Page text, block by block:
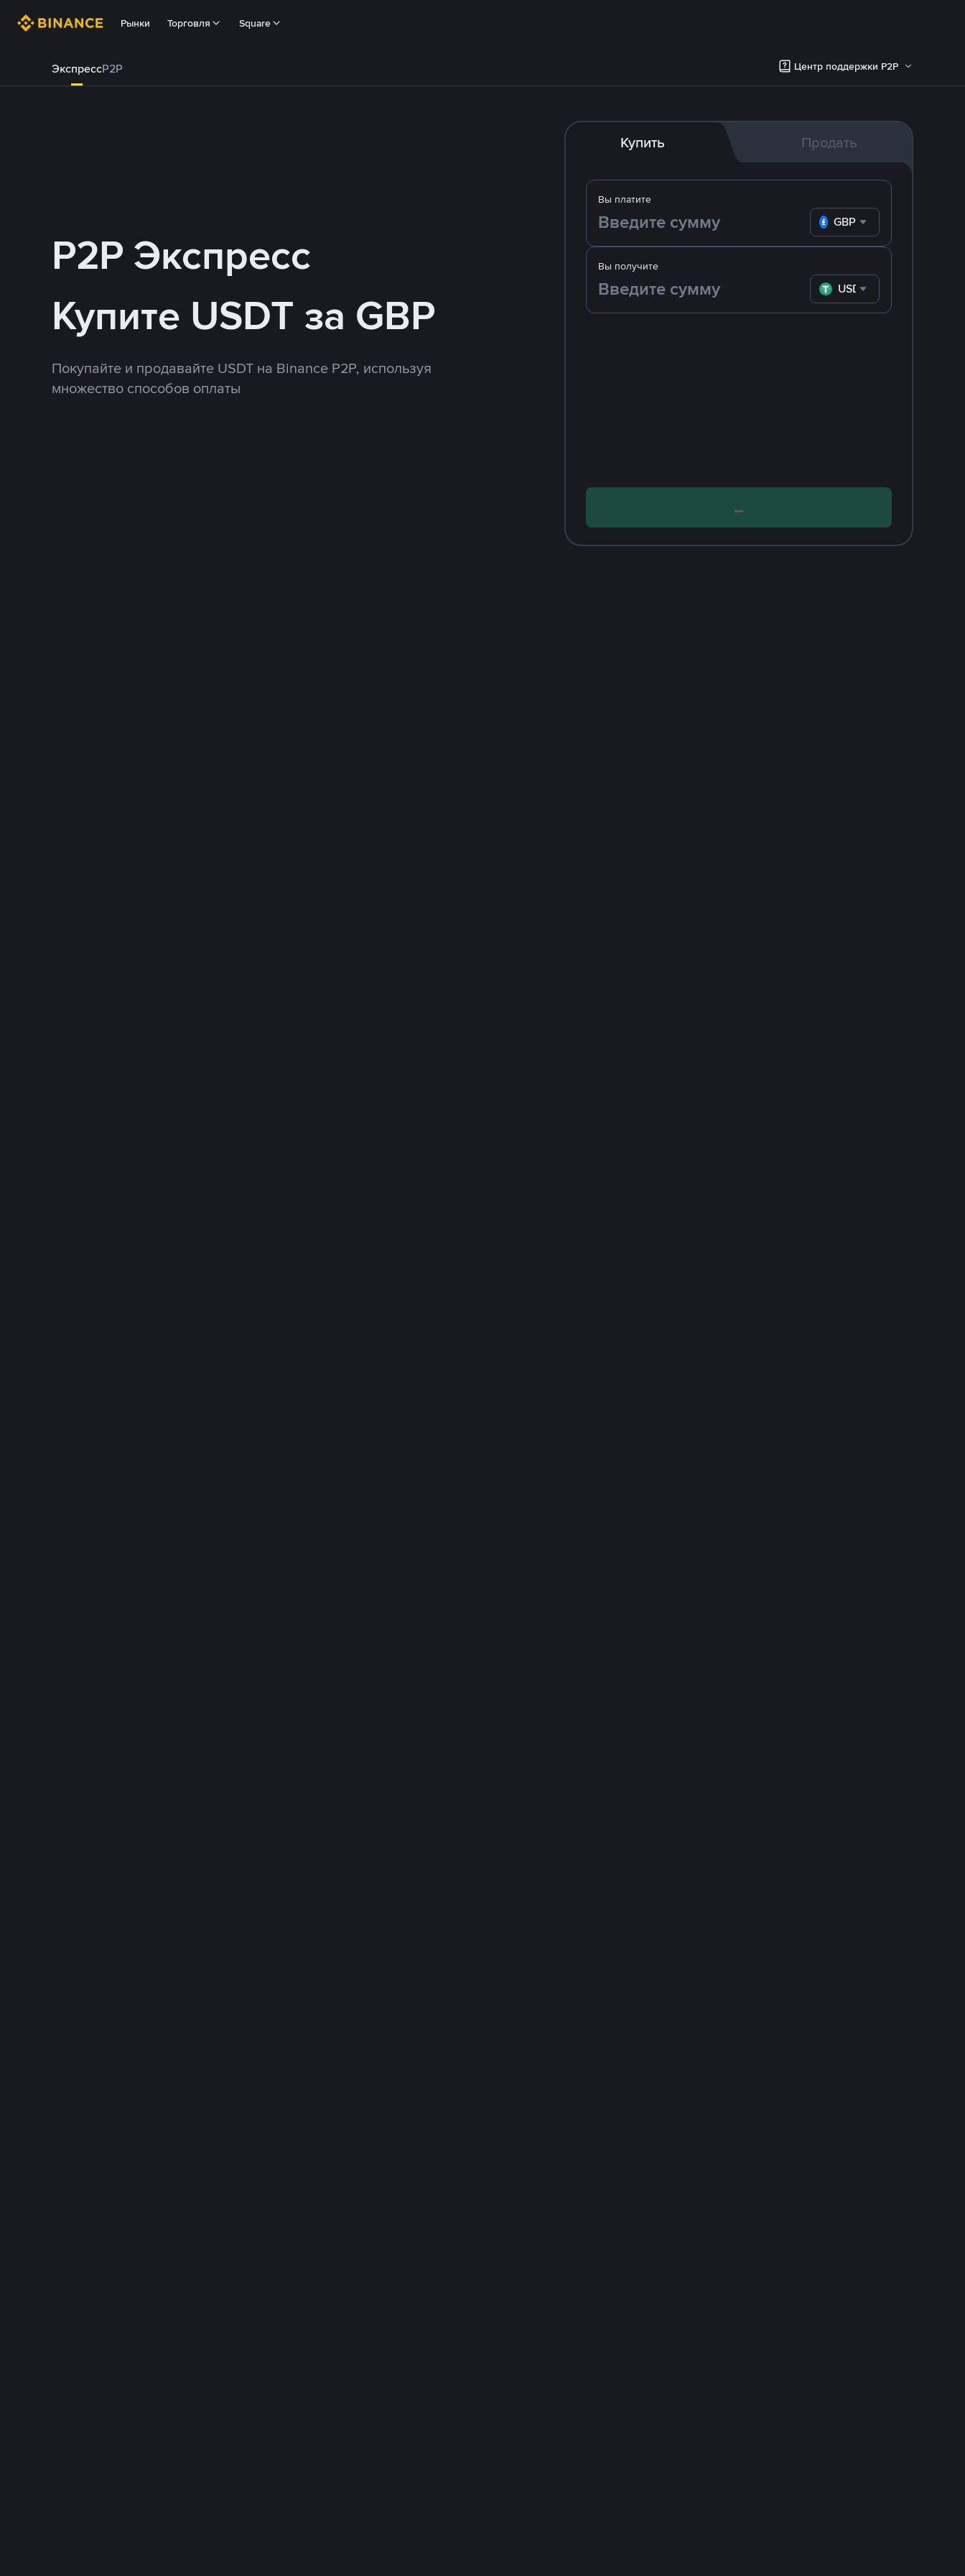
Рынки Торговля Square
ЭкспрессP2P Центр поддержки P2P
P2P Экспресс
Купите USDT за GBP
Покупайте и продавайте USDT на Binance P2P, используя
множество способов оплаты
Купить Продать
Вы платите
GBP
Вы получите
USDT